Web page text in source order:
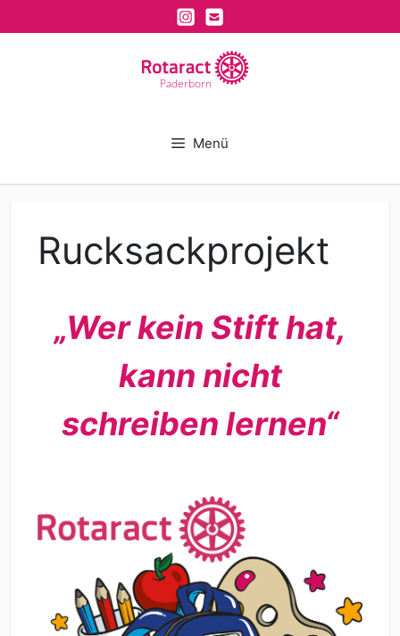
Inhalt
Paderborn
Menü
Rucksackprojekt
„Wer kein Stift hat,
kann nicht
schreiben lernen“